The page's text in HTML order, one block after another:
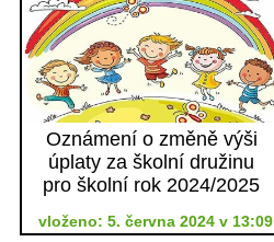
Oznámení o změně výši
úplaty za školní družinu
pro školní rok 2024/2025
vloženo: 5. června 2024 v 13:09